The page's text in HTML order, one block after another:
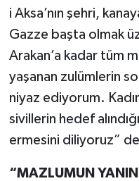
i Aksa’nın şehri,
Gazze başta olmak
Arakan’a kadar tüm
yaşanan zulümlerin
niyaz ediyorum.
sivillerin hedef alındığı
ermesini diliyoruz”
“MAZLUMUN